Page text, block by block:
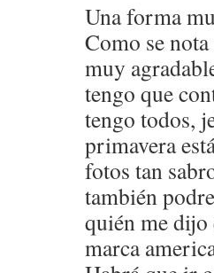
Una forma
Como se
muy
tengo que
tengo todos,
primavera
fotos tan
también
quién me dijo
marca